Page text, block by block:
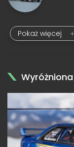
Pokaż więcej